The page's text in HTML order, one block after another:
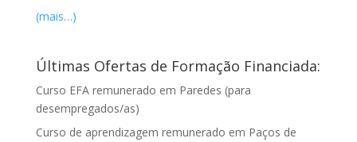
(mais…)
Últimas Ofertas de Formação Financiada:
Curso EFA remunerado em Paredes (para
desempregados/as)
Curso de aprendizagem remunerado em Paços de